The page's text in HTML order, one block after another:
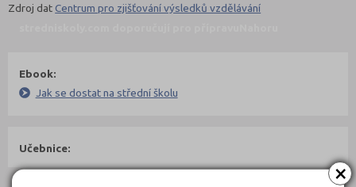
×
Zdroj datCentrum pro zjišťování výsledků vzdělávání
Ebook:
Jak se dostat na střední školu
Učebnice: